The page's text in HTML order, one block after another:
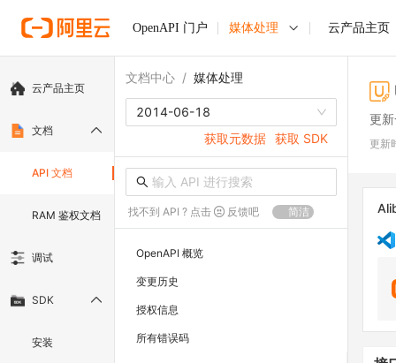
OpenAPI 门户 媒体处理 云产品主页
云产品主页
文档
API 文档
RAM 鉴权文档
调试
SDK
安装
文档中心 / 媒体处理
2014-06-18
获取元数据 获取 SDK
找不到 API ? 点击 反馈吧 简洁
OpenAPI 概览
变更历史
授权信息
所有错误码
更
更新